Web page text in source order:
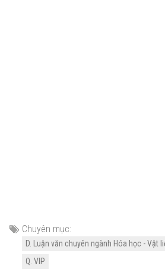
Chuyên mục:
D. Luận văn chuyên ngành Hóa học - Vật
Q. VIP